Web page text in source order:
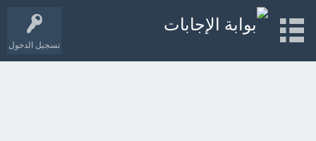
تسجيل الدخول